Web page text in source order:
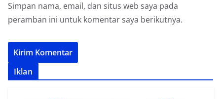
Simpan nama, email, dan situs web saya pada
peramban ini untuk komentar saya berikutnya.
Iklan